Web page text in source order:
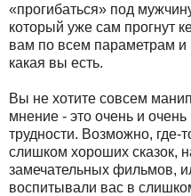
«прогибаться» под
который уже сам прогнут
вам по всем параметрам и
какая вы есть.
Вы не хотите совсем
мнение - это очень и
трудности. Возможно, где-
слишком хороших сказок,
замечательных фильмов,
воспитывали вас в